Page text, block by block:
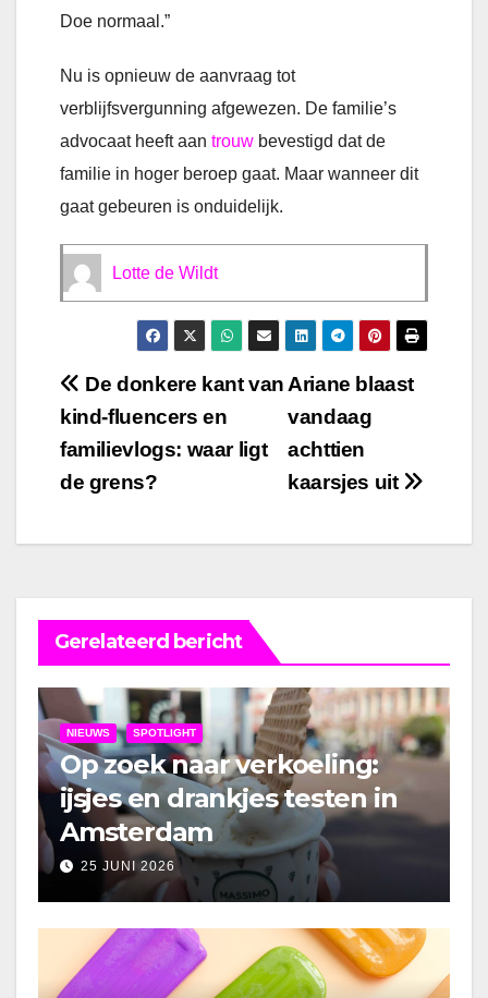
Doe normaal.”
Nu is opnieuw de aanvraag tot
verblijfsvergunning afgewezen. De familie’s
advocaat heeft aan trouw bevestigd dat de
familie in hoger beroep gaat. Maar wanneer dit
gaat gebeuren is onduidelijk.
Lotte de Wildt
Bericht
navigatie
Ariane blaast
vandaag
achttien
kaarsjes uit
De donkere kant van
kind-fluencers en
familievlogs: waar ligt
de grens?
Gerelateerd bericht
NIEUWS SPOTLIGHT
Op zoek naar verkoeling:
ijsjes en drankjes testen in
Amsterdam
25 JUNI 2026